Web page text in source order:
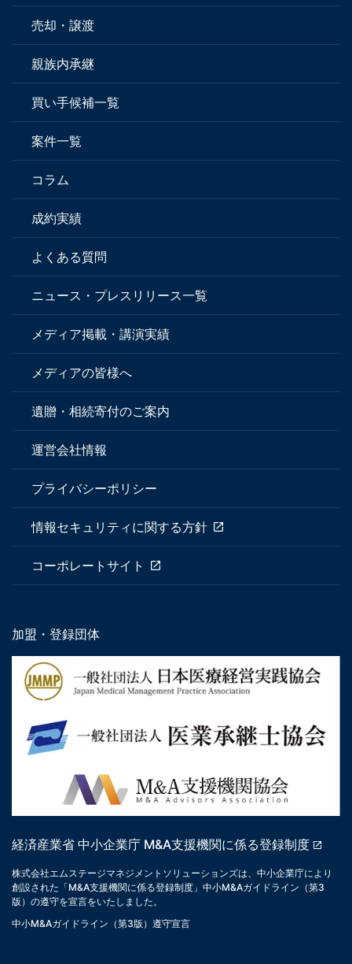
売却・譲渡
親族内承継
買い手候補一覧
案件一覧
コラム
成約実績
よくある質問
ニュース・プレスリリース一覧
メディア掲載・講演実績
メディアの皆様へ
遺贈・相続寄付のご案内
運営会社情報
プライバシーポリシー
情報セキュリティに関する方針
コーポレートサイト
加盟・登録団体
経済産業省 中小企業庁 M&A支援機関に係る登録制度
株式会社エムステージマネジメントソリューションズは、中小企業庁により
創設された「M&A支援機関に係る登録制度」中小M&Aガイドライン（第3
版）の遵守を宣言をいたしました。
中小M&Aガイドライン（第3版）遵守宣言